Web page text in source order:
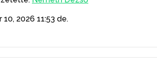
10, 2026 11:53 de.